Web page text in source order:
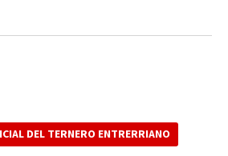
DEL TERNERO ENTRERRIANO